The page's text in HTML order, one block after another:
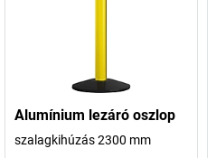
Alumínium lezáró oszlop
szalagkihúzás 2300 mm